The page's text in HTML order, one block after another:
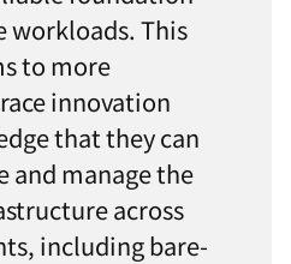
workloads. This
to more
innovation
that they can
and manage the
across
including bare-